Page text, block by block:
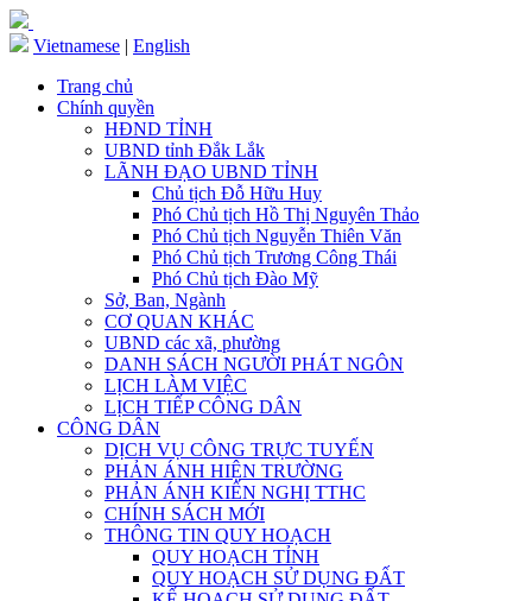
Vietnamese | English
Trang chủ
Chính quyền
HĐND TỈNH
UBND tỉnh Đắk Lắk
LÃNH ĐẠO UBND TỈNH
Chủ tịch Đỗ Hữu Huy
Phó Chủ tịch Hồ Thị Nguyên Thảo
Phó Chủ tịch Nguyễn Thiên Văn
Phó Chủ tịch Trương Công Thái
Phó Chủ tịch Đào Mỹ
Sở, Ban, Ngành
CƠ QUAN KHÁC
UBND các xã, phường
DANH SÁCH NGƯỜI PHÁT NGÔN
LỊCH LÀM VIỆC
LỊCH TIẾP CÔNG DÂN
CÔNG DÂN
DỊCH VỤ CÔNG TRỰC TUYẾN
PHẢN ÁNH HIỆN TRƯỜNG
PHẢN ÁNH KIẾN NGHỊ TTHC
CHÍNH SÁCH MỚI
THÔNG TIN QUY HOẠCH
QUY HOẠCH TỈNH
QUY HOẠCH SỬ DỤNG ĐẤT